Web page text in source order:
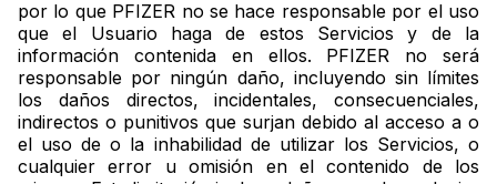
por lo que PFIZER no se hace responsable por el uso
que el Usuario haga de estos Servicios y de la
información contenida en ellos. PFIZER no será
responsable por ningún daño, incluyendo sin límites
los daños directos, incidentales, consecuenciales,
indirectos o punitivos que surjan debido al acceso a o
el uso de o la inhabilidad de utilizar los Servicios, o
cualquier error u omisión en el contenido de los